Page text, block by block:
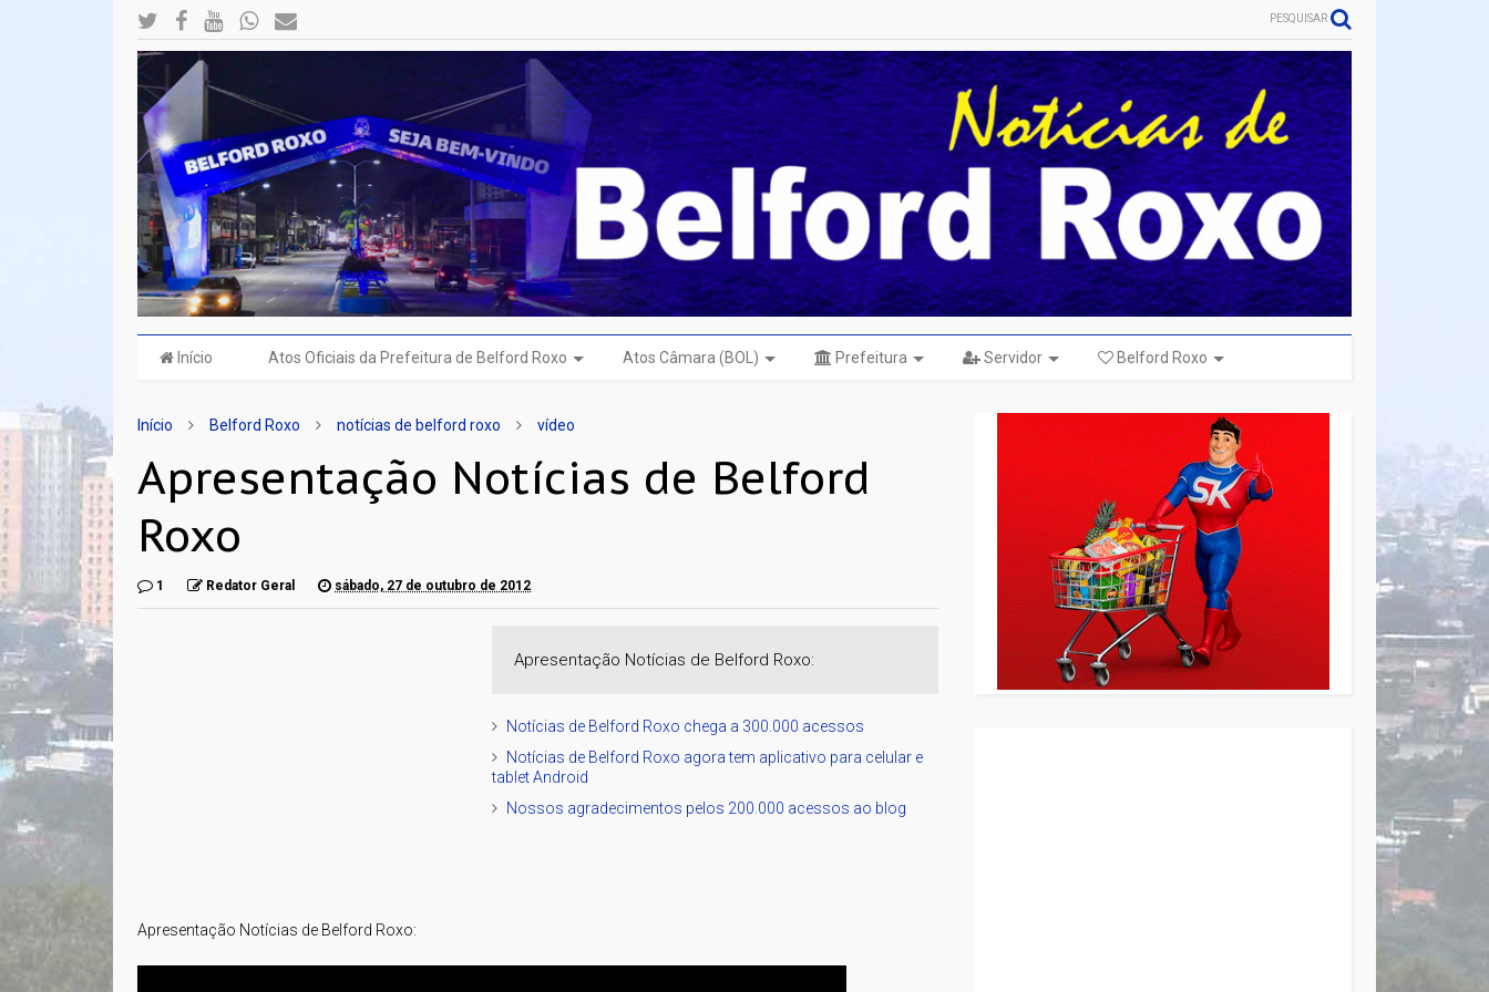
PESQUISAR
Início Atos Oficiais da Prefeitura de Belford Roxo Atos Câmara (BOL) Prefeitura Servidor Belford Roxo
Início Belford Roxo notícias de belford roxo vídeo
Apresentação Notícias de Belford
Roxo
1 Redator Geral sábado, 27 de outubro de 2012
Apresentação Notícias de Belford Roxo:
Notícias de Belford Roxo chega a 300.000 acessos
Notícias de Belford Roxo agora tem aplicativo para celular e
tablet Android
Nossos agradecimentos pelos 200.000 acessos ao blog
Apresentação Notícias de Belford Roxo: